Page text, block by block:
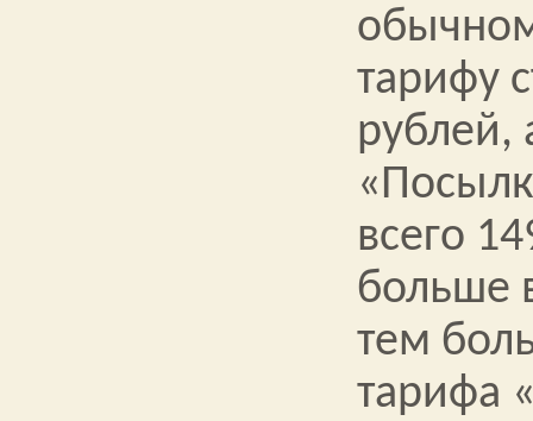
тарифу
рублей,
всего
больше
тем
тарифа